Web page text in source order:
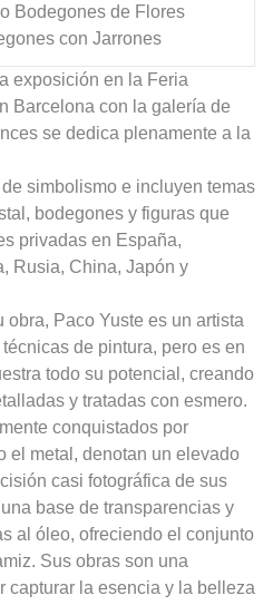
Bodegones de Flores
con Jarrones
exposición en la Feria
Barcelona con la galería de
se dedica plenamente a la
simbolismo e incluyen temas
bodegones y figuras que
privadas en España,
Rusia, China, Japón y
obra, Paco Yuste es un artista
de pintura, pero es en
todo su potencial, creando
y tratadas con esmero.
conquistados por
el metal, denotan un elevado
casi fotográfica de sus
base de transparencias y
al óleo, ofreciendo el conjunto
Sus obras son una
capturar la esencia y la belleza